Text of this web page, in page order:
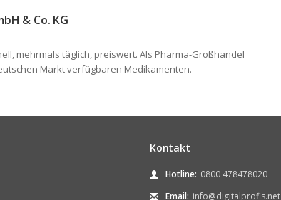
& Co. KG
mehrmals täglich, preiswert. Als Pharma-Großhandel
Markt verfügbaren Medikamenten.
Kontakt
Hotline: 0800 478478020
Email: info@digitalprofis.net